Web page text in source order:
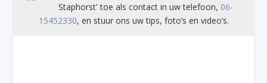
Staphorst' toe als contact in uw telefoon, 06-
15452330, en stuur ons uw tips, foto’s en video’s.